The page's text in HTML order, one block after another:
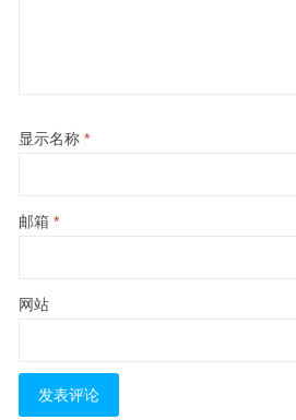
显示名称 *
邮箱 *
网站